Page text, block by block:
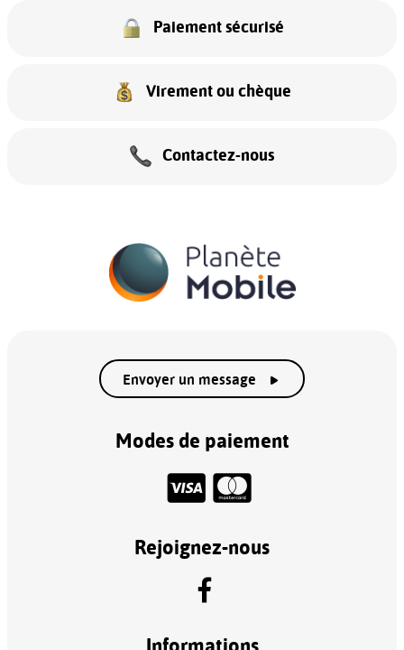
Paiement sécurisé
Virement ou chèque
Contactez-nous
Envoyer un message
Modes de paiement
Rejoignez-nous